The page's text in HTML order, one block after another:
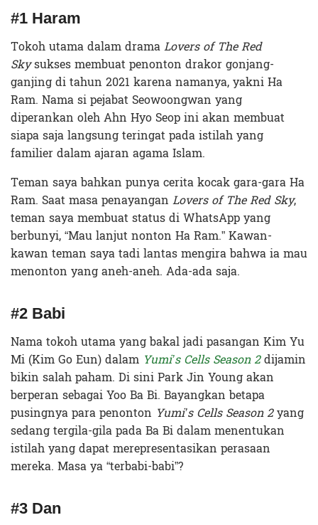
#1 Haram
Tokoh utama dalam dramaLovers of The Red
Skysukses membuat penonton drakor gonjang-
ganjing di tahun 2021 karena namanya, yakni Ha
Ram. Nama si pejabat Seowoongwan yang
diperankan oleh Ahn Hyo Seop ini akan membuat
siapa saja langsung teringat pada istilah yang
familier dalam ajaran agama Islam.
Teman saya bahkan punya cerita kocak gara-gara Ha
Ram. Saat masa penayangan Lovers of The Red Sky,
teman saya membuat status di WhatsApp yang
berbunyi, “Mau lanjut nonton Ha Ram.” Kawan-
kawan teman saya tadi lantas mengira bahwa ia mau
menonton yang aneh-aneh. Ada-ada saja.
#2 Babi
Nama tokoh utama yang bakal jadi pasangan Kim Yu
Mi (Kim Go Eun) dalam Yumi’s Cells Season 2dijamin
bikin salah paham. Di sini Park Jin Young akan
berperan sebagai Yoo Ba Bi. Bayangkan betapa
pusingnya para penonton Yumi’s Cells Season 2yang
sedang tergila-gila pada Ba Bi dalam menentukan
istilah yang dapat merepresentasikan perasaan
mereka. Masa ya “terbabi-babi”?
#3 Dan